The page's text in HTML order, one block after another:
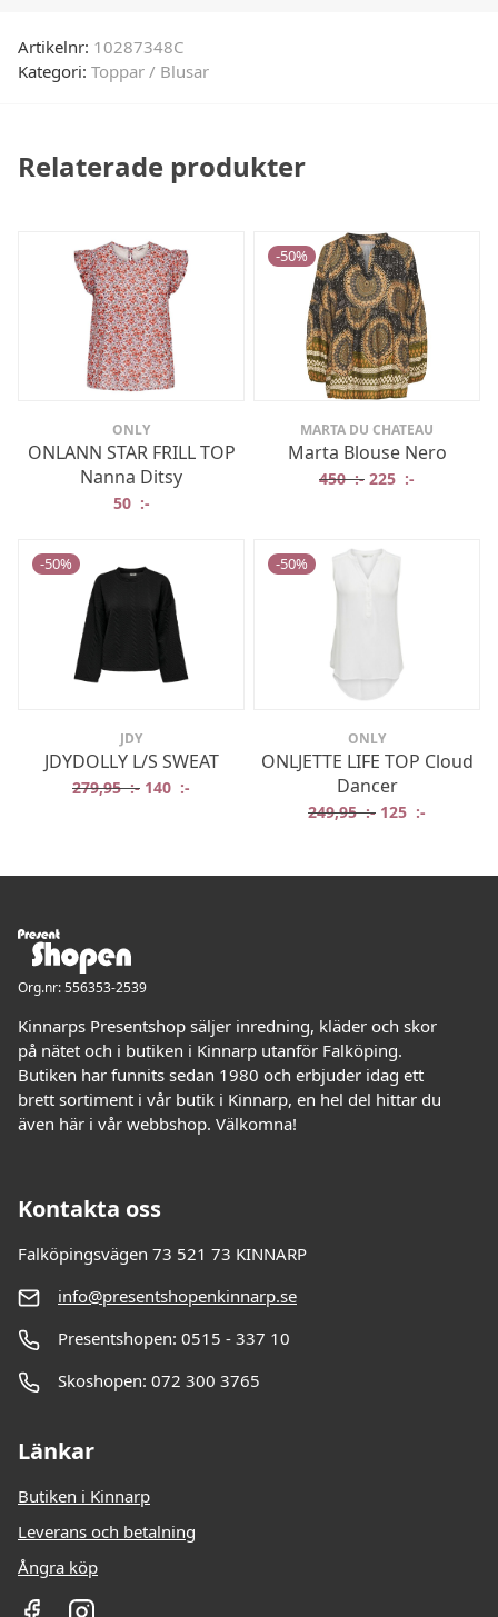
Artikelnr: 10287348C
Kategori: Toppar / Blusar
Relaterade produkter
ONLY
ONLANN STAR FRILL TOP
Nanna Ditsy
50 :-
-50%
MARTA DU CHATEAU
Marta Blouse Nero
450:- Det
225 :-
-50%
JDY
JDYDOLLY L/S SWEAT
279,95:- Det ursprungliga priset var: 279,95 :-.
140 :- Det nuvarande priset är: 140 :-.
-50%
ONLY
ONLJETTE LIFE TOP Cloud
Dancer
249,95:- Det
125 :-
Org.nr: 556353-2539
Kinnarps Presentshop säljer inredning, kläder och skor
på nätet och i butiken i Kinnarp utanför Falköping.
Butiken har funnits sedan 1980 och erbjuder idag ett
brett sortiment i vår butik i Kinnarp, en hel del hittar du
även här i vår webbshop. Välkomna!
Kontakta oss
Falköpingsvägen 73 521 73 KINNARP
info@presentshopenkinnarp.se
Presentshopen: 0515 - 337 10
Skoshopen: 072 300 3765
Länkar
Butiken i Kinnarp
Leverans och betalning
Ångra köp